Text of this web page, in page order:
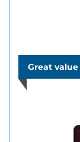
Great value